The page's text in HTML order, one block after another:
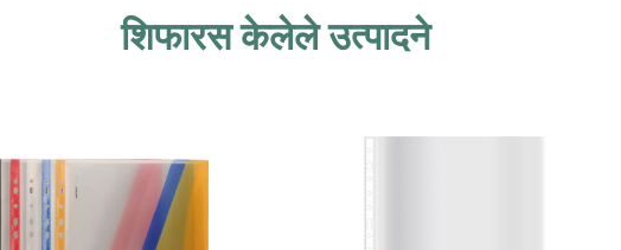
शिफारस केलेले उत्पादने